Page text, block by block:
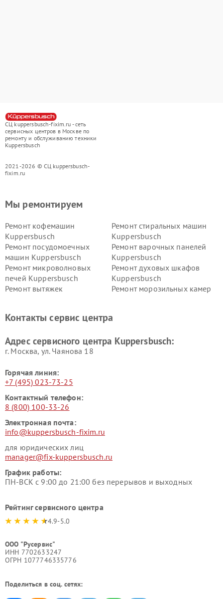
СЦ kuppersbusch-fixim.ru - сеть
сервисных центров в Москве по
ремонту и обслуживанию техники
Kuppersbusch
2021-2026 © СЦ kuppersbusch-
fixim.ru
Мы ремонтируем
Ремонт кофемашин
Kuppersbusch
Ремонт стиральных машин
Kuppersbusch
Ремонт посудомоечных
машин Kuppersbusch
Ремонт варочных панелей
Kuppersbusch
Ремонт микроволновых
печей Kuppersbusch
Ремонт духовых шкафов
Kuppersbusch
Ремонт вытяжек
Ремонт морозильных камер
Kuppersbusch
вакуумных упаковщиков
Ремонт сушильных машин Kuppersbusch
Контакты сервис центра
Адрес сервисного центра Kuppersbusch:
г. Москва, ул. Чаянова 18
Горячая линия:
+7 (495) 023-73-25
Контактный телефон:
8 (800) 100-33-26
Электронная почта:
info@kuppersbusch-fixim.ru
для юридических лиц
manager@fix-kuppersbusch.ru
График работы:
ПН-ВСК с 9:00 до 21:00 без перерывов и выходных
Рейтинг сервисного центра
4.9-5.0
ООО "Русервис"
ИНН 7702633247
ОГРН 1077746335776
Поделиться в соц. сетях: